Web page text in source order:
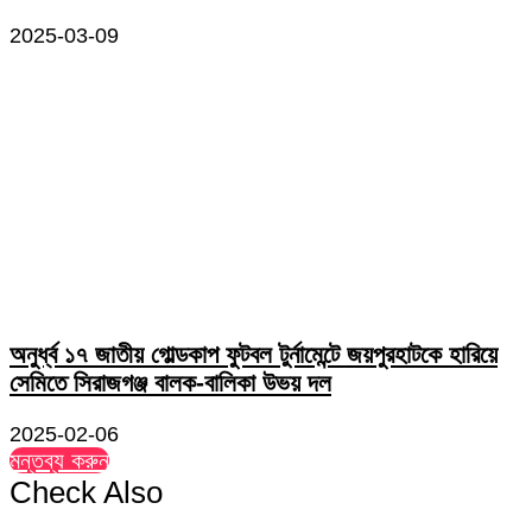
2025-03-09
অনুর্ধ্ব ১৭ জাতীয় গোল্ডকাপ ফুটবল টুর্নামেন্টে জয়পুরহাটকে হারিয়ে
সেমিতে সিরাজগঞ্জ বালক-বালিকা উভয় দল
2025-02-06
মন্তব্য করুন
Check Also